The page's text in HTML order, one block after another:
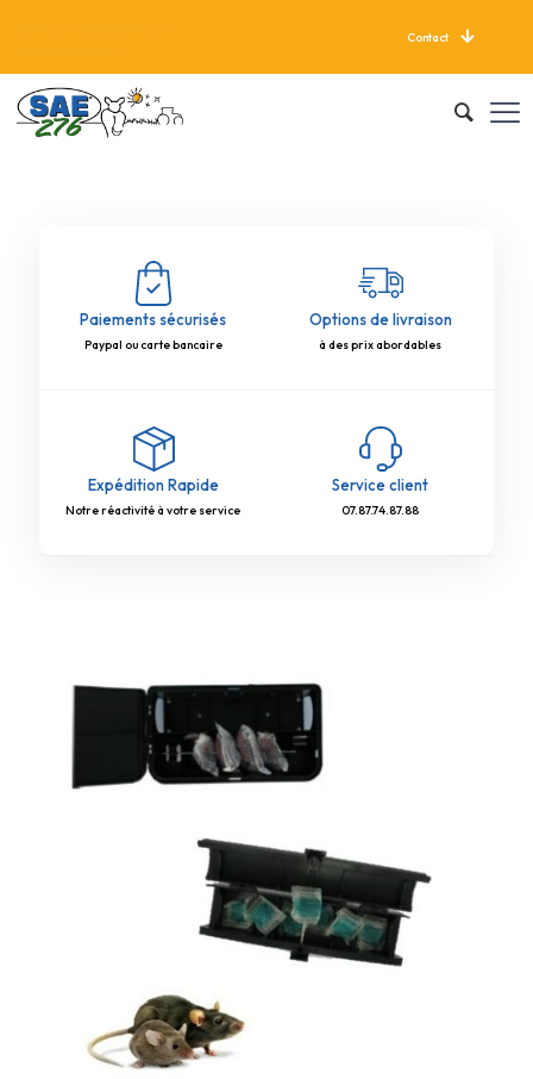
Paiements sécurisés
Paypal ou carte bancaire
Options de livraison
à des prix abordables
Expédition Rapide
Notre réactivité à votre service
Service client
07.87.74.87.88